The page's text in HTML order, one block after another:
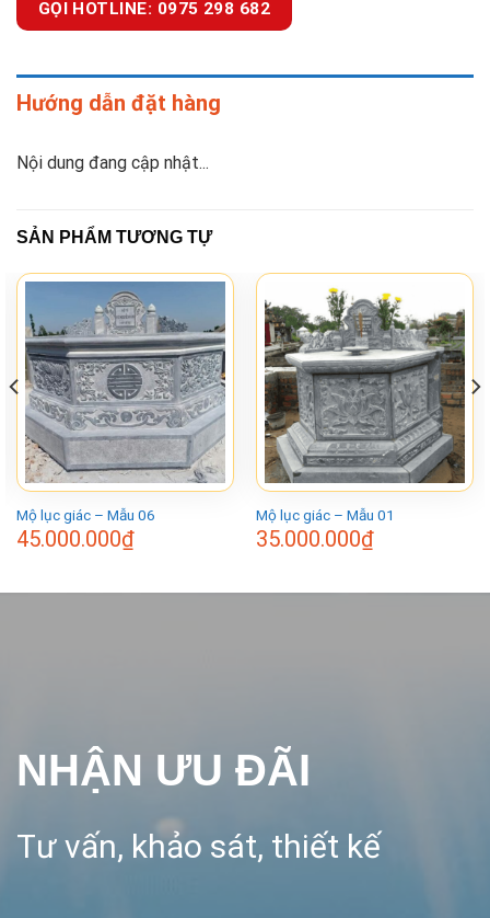
GỌI HOTLINE: 0975 298 682
Hướng dẫn đặt hàng
Nội dung đang cập nhật...
SẢN PHẨM TƯƠNG TỰ
Mộ lục giác – Mẫu 06
45.000.000₫
Mộ lục giác – Mẫu 01
35.000.000₫
NHẬN ƯU ĐÃI
Tư vấn, khảo sát, thiết kế